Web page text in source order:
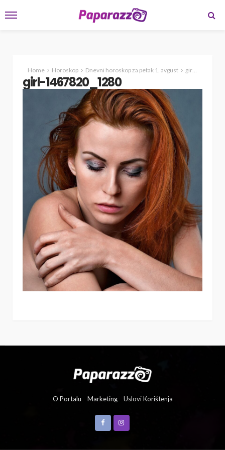
Home Horoskop Dnevni horoskop za petak 1. avgust girl-1467820_1280
girl-1467820_1280
O Portalu Marketing Uslovi Korištenja